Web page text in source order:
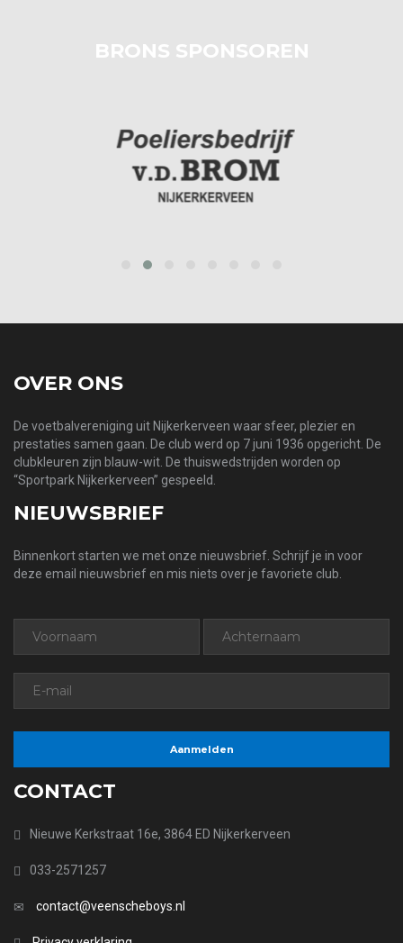
BRONS SPONSOREN
OVER ONS
De voetbalvereniging uit Nijkerkerveen waar sfeer, plezier en
prestaties samen gaan. De club werd op 7 juni 1936 opgericht. De
clubkleuren zijn blauw-wit. De thuiswedstrijden worden op
“Sportpark Nijkerkerveen” gespeeld.
NIEUWSBRIEF
Binnenkort starten we met onze nieuwsbrief. Schrijf je in voor
deze email nieuwsbrief en mis niets over je favoriete club.
CONTACT
Nieuwe Kerkstraat 16e, 3864 ED Nijkerkerveen
033-2571257
contact@veenscheboys.nl